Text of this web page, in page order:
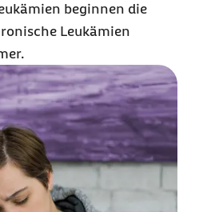
beginnen die
Leukämien